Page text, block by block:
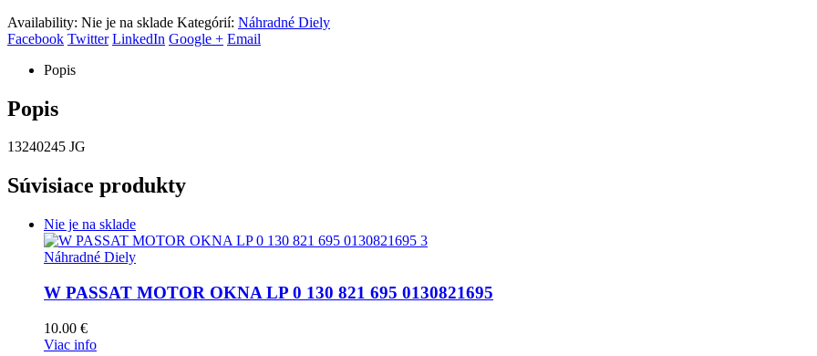
Availability: Nie je na sklade Kategórií: Náhradné Diely
Facebook Twitter LinkedIn Google + Email
Popis
Popis
13240245 JG
Súvisiace produkty
Nie je na sklade
Náhradné Diely
W PASSAT MOTOR OKNA LP 0 130 821 695 0130821695
10.00 €
Viac info